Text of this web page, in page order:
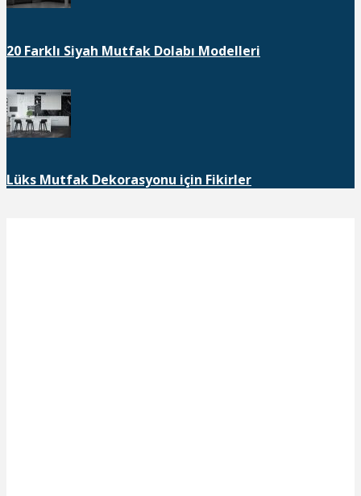
20 Farklı Siyah Mutfak Dolabı Modelleri
Lüks Mutfak Dekorasyonu için Fikirler